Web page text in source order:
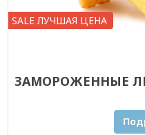
SALE ЛУЧШАЯ ЦЕНА
ЗАМОРОЖЕННЫЕ